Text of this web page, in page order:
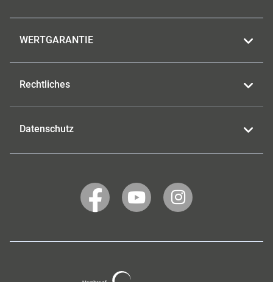
WERTGARANTIE
Rechtliches
Datenschutz
WERTGARANTIE
auf
WERTGARANTIE
auf
WERTGARANTIE
auf